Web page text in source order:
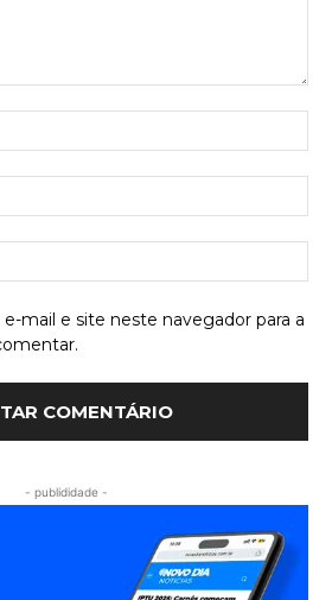
mail e site neste navegador para a
- publididade -